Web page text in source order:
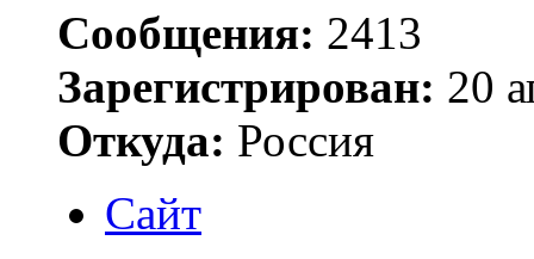
Сообщения: 2413
Зарегистрирован: 20
Откуда: Россия
Сайт